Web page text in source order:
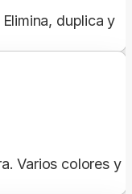
duplica y
Varios colores y